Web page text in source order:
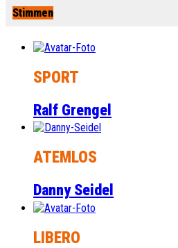
Stimmen
SPORT
Ralf Grengel
ATEMLOS
Danny Seidel
LIBERO